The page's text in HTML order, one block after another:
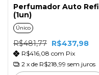
Perfumador Auto Refil
(1un)
Único
R$481,77 R$437,98
R$416,08 com Pix
2 x de R$218,99 sem juros